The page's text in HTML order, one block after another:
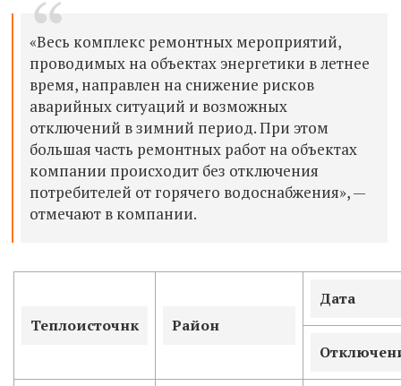
«Весь комплекс ремонтных мероприятий,
проводимых на объектах энергетики в летнее
время, направлен на снижение рисков
аварийных ситуаций и возможных
отключений в зимний период. При этом
большая часть ремонтных работ на объектах
компании происходит без отключения
потребителей от горячего водоснабжения»,—
отмечают в компании.
Теплоисточнк Район
Дата